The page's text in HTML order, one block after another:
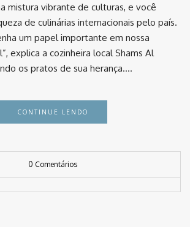
mistura vibrante de culturas, e você
de culinárias internacionais pelo país.
um papel importante em nossa
explica a cozinheira local Shams Al
os pratos de sua herança….
CONTINUE LENDO
0 Comentários